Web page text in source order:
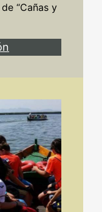
“Cañas y